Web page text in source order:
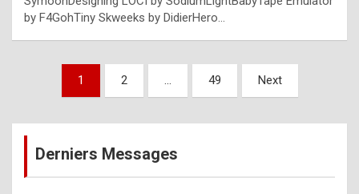
e
x
a
%
by F4GohTiny Skweeks by DidierHero…
Pagination
publications
1 2 … 49 Next
Derniers Messages